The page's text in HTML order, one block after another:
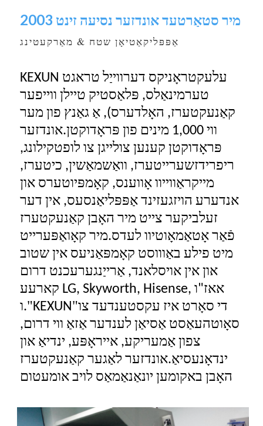
מיר סטאַרטעד אונדזער נסיעה זינט 2003
אַפּפּליקאַטיאָן שטח & מאַרקעטינג
KEXUN עלעקטראָניקס דערווייַל טראגט
טערמינאַלס, פּלאַסטיק טיילן ווייפער
קאַנעקטערז, האָלדערס), אַ גאַנץ פון מער
ווי 1,000 מינים פון פּראָדוקטן.אונדזער
פּראָדוקטן קענען צולייגן צו לופטקילונג,
ריפרידזשערייטערז, וואַשמאַשין, כיטערז,
מייקראַווייוו אָווענס, קאָמפּיוטערס און
אנדערע הויזגעזינד אַפּפּליאַנסעס, אין דער
זעלביקער צייט מיר האָבן קאַנעקטערז
פֿאַר אָטאַמאָוטיוו לעדס.מיר קאָואַפּערייט
מיט פילע באַוווסט קאָמפּאַניעס אין שטוב
און אין אויסלאנד, אַרייַנגערעכנט דרום
קארעע LG, Skyworth, Hisense, אאז"ו
ו."KEXUN"די סאָרט איז עקסטענדעד צו
סאָוטהעאַסט אַסיאַן לענדער אַזאַ ווי דרום,
צפון אַמעריקע, אייראָפּע, ינדיאַ און
ינדאָנעסיאַ.אונדזער לאַגער קאַנעקטערז
האָבן באקומען יונאַנאַמאַס לויב אומעטום